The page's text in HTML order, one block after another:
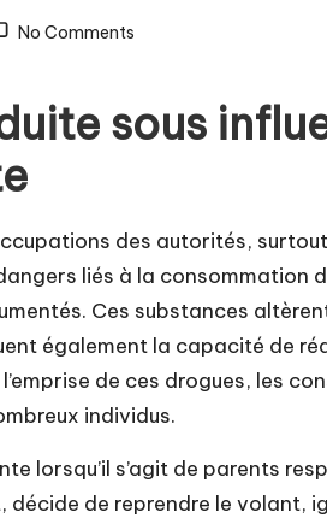
No Comments
sous
des autorités,
liés à la consommation
Ces substances
également la capacité de
de ces drogues, les
individus.
lorsqu’il s’agit de parents
de reprendre le volant,